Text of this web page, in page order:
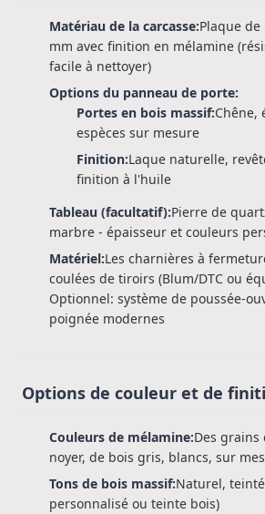
Matériau de la carcasse:Plaque
mm avec finition en mélamine
facile à nettoyer)
Options du panneau de porte:
Portes en bois massif:Chêne,
espèces sur mesure
Finition:Laque naturelle,
finition à l'huile
Tableau (facultatif):Pierre de
marbre - épaisseur et couleurs
Matériel:Les charnières à
coulées de tiroirs (Blum/DTC ou
Optionnel: système de poussée-
poignée modernes
Options de couleur et de
Couleurs de mélamine:Des grains
noyer, de bois gris, blancs, sur
Tons de bois massif:Naturel,
personnalisé ou teinte bois)